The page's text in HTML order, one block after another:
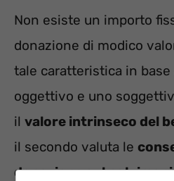
Non esiste un importo
donazione di modico
tale caratteristica in
oggettivo e uno
il valore intrinseco del
il secondo valuta le
donazione sul